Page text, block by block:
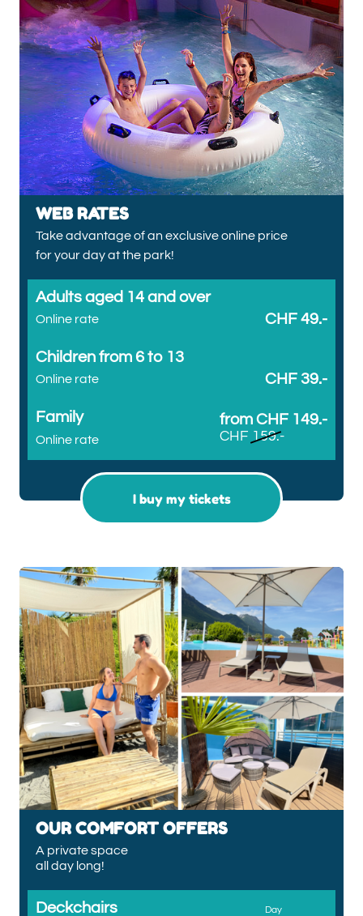
WEB RATES
Take advantage of an exclusive online price
for your day at the park!
Adults aged 14 and over
Online rate CHF 49.-
Children from 6 to 13
Online rate CHF 39.-
Family
Online rate CHF 159.-
from CHF 149.-
I buy my tickets
OUR COMFORT OFFERS
A private space
all day long!
Deckchairs Day